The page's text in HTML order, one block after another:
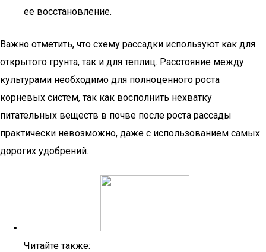
ее восстановление.
Важно отметить, что схему рассадки используют как для
открытого грунта, так и для теплиц. Расстояние между
культурами необходимо для полноценного роста
корневых систем, так как восполнить нехватку
питательных веществ в почве после роста рассады
практически невозможно, даже с использованием самых
дорогих удобрений.
Читайте также: